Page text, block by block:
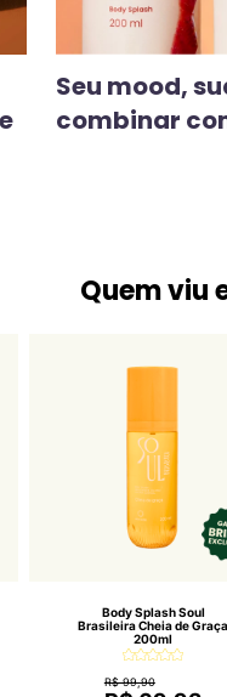
Seu mood,
combinar
Quem viu
Body Splash Soul
Brasileira Cheia de Graça
200ml
R$ 99,90